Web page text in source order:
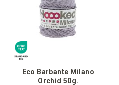
Eco Barbante Milano
Orchid 50g.